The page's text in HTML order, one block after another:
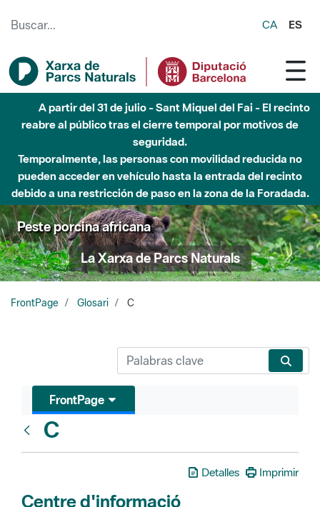
CA ES
A partir del 31 de julio - Sant Miquel del Fai - El recinto
reabre al público tras el cierre temporal por motivos de
seguridad.
Temporalmente, las personas con movilidad reducida no
pueden acceder en vehículo hasta la entrada del recinto
debido a una restricción de paso en la zona de la Foradada.
Peste porcina africana
La Xarxa de Parcs Naturals
FrontPage Glosari C
FrontPage
C
Detalles Imprimir
Centre d'informació